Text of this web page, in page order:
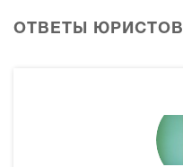
ОТВЕТЫ ЮРИСТОВ